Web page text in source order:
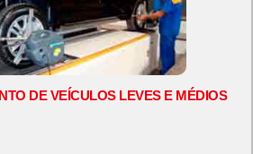
DE VEÍCULOS LEVES E MÉDIOS